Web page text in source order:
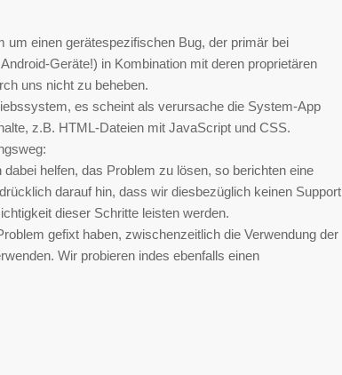
einen gerätespezifischen Bug, der primär bei
Geräte!) in Kombination mit deren proprietären
uns nicht zu beheben.
es scheint als verursache die System-App
z.B. HTML-Dateien mit JavaScript und CSS.
dabei helfen, das Problem zu lösen, so berichten eine
darauf hin, dass wir diesbezüglich keinen Support
dieser Schritte leisten werden.
gefixt haben, zwischenzeitlich die Verwendung der
Wir probieren indes ebenfalls einen